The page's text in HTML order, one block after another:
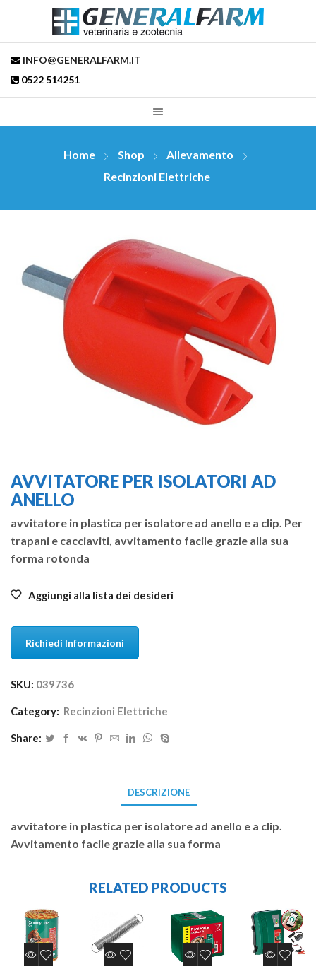
INFO@GENERALFARM.IT
0522 514251
Home Shop
Allevamento
Recinzioni Elettriche
AVVITATORE PER ISOLATORI AD
ANELLO
avvitatore in plastica per isolatore ad anello e a clip. Per
trapani e cacciaviti, avvitamento facile grazie alla sua
forma rotonda
Aggiungi alla lista dei desideri
Richiedi Informazioni
SKU: 039736
Category: Recinzioni Elettriche
Share:
DESCRIZIONE
avvitatore in plastica per isolatore ad anello e a clip.
Avvitamento facile grazie alla sua forma
RELATED PRODUCTS